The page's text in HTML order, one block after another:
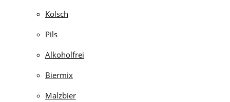
Kölsch
Pils
Alkoholfrei
Biermix
Malzbier